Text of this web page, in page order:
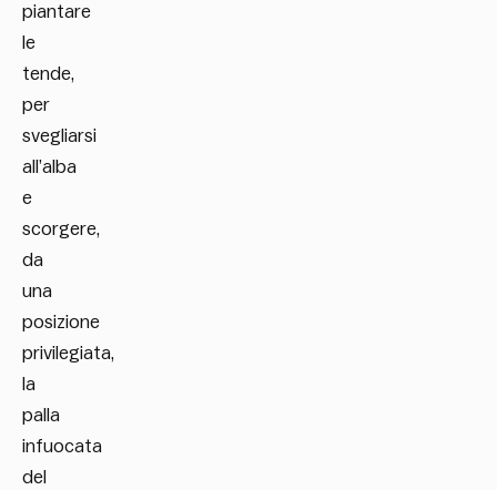
piantare
le
tende,
per
svegliarsi
all’alba
e
scorgere,
da
una
posizione
privilegiata,
la
palla
infuocata
del